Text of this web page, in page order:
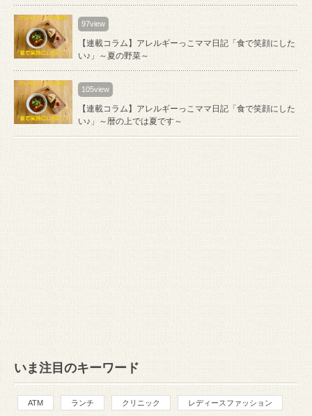
97view
【連載コラム】アレルギーっこママ日記「食で笑顔にした
い♪」～夏の野菜～
105view
【連載コラム】アレルギーっこママ日記「食で笑顔にした
い♪」～暦の上では夏です～
いま注目のキーワード
ATM ランチ クリニック レディースファッション